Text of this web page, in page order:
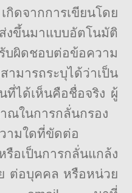
ดจากการเขียนโดย
นมาแบบอัตโนมัติ
บผิดชอบต่อข้อความ
มารถระบุได้ว่าเป็น
ที่ได้เห็นคือชื่อจริง ผู้
ณในการกลั่นกรอง
ามใดที่ขัดต่อ
อเป็นการกลั่นแกล้ง
ต่อบุคคล หรือหน่วย